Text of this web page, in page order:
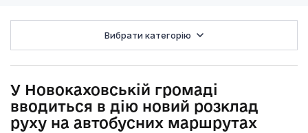
Вибрати категорію
У Новокаховській громаді
вводиться в дію новий розклад
руху на автобусних маршрутах